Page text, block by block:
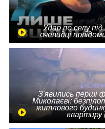
Удар по селу
очевидці
З'явились перші
Миколаєві:
житлового
квартиру